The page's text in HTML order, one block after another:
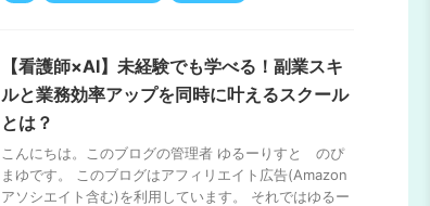
【看護師×AI】未経験でも学べる！副業スキ
ルと業務効率アップを同時に叶えるスクール
とは？
こんにちは。このブログの管理者 ゆるーりすと のぴ
まゆです。 このブログはアフィリエイト広告(Amazon
アソシエイト含む)を利用しています。 それではゆるー